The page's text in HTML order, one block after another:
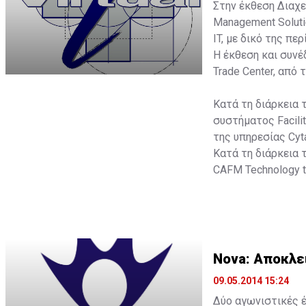
Στην έκθεση
Management
IT, με δικό της
Η έκθεση και
Trade Center, από
Κατά τη διάρκεια
συστήματος
της υπηρεσίας
Κατά τη διάρκεια
CAFM Technology
Nova:
09.05.2014 15:24
Δύο αγωνιστικές